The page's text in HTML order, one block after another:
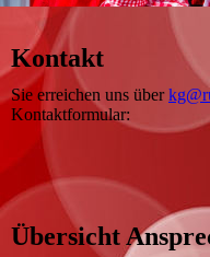
Kontakt
Sie erreichen uns über
Kontaktformular:
Übersicht